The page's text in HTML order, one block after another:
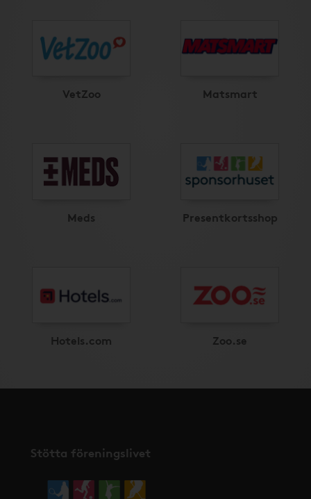
VetZoo Matsmart
Meds Presentkortsshop
Hotels.com Zoo.se
Stötta föreningslivet